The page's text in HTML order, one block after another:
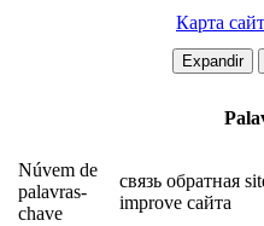
Карта
Expandir
Núvem de
palavras-
chave
связь обратная
improve сайта